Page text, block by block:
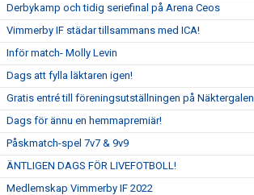
Derbykamp och tidig seriefinal på Arena Ceos
Vimmerby IF städar tillsammans med ICA!
Inför match- Molly Levin
Dags att fylla läktaren igen!
Gratis entré till föreningsutställningen på Näktergalen
Dags för ännu en hemmapremiär!
Påskmatch-spel 7v7 & 9v9
ÄNTLIGEN DAGS FÖR LIVEFOTBOLL!
Medlemskap Vimmerby IF 2022